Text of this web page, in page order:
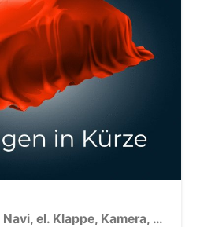
1.6 T-GDI DCT 4WD, Navi, el. Klappe, Kamera, Side, Winter, 19-Zoll